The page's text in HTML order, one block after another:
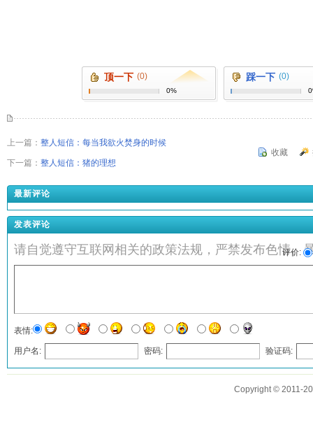
顶一下 (0)
0%
踩一下 (0)
上一篇： 整人短信：每当我欲火焚身的时候
下一篇： 整人短信：猪的理想
收藏
最新评论
发表评论
请自觉遵守互联网相关的政策法规，严禁发布色情、
评价:
表情:
用户名: 密码: 验证码:
发表评论
Copyright © 2011-